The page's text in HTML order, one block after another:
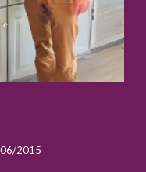
2015